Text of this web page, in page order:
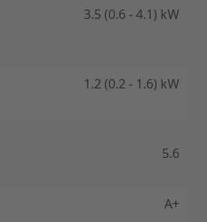
3.5 (0.6 - 4.1) kW
1.2 (0.2 - 1.6) kW
5.6
A+